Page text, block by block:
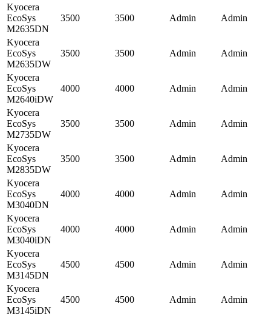
Kyocera
EcoSys
M2635DN
3500 3500 Admin Admin
Kyocera
EcoSys
M2635DW
3500 3500 Admin Admin
Kyocera
EcoSys
M2640iDW
4000 4000 Admin Admin
Kyocera
EcoSys
M2735DW
3500 3500 Admin Admin
Kyocera
EcoSys
M2835DW
3500 3500 Admin Admin
Kyocera
EcoSys
M3040DN
4000 4000 Admin Admin
Kyocera
EcoSys
M3040iDN
4000 4000 Admin Admin
Kyocera
EcoSys
M3145DN
4500 4500 Admin Admin
Kyocera
EcoSys
M3145iDN
4500 4500 Admin Admin